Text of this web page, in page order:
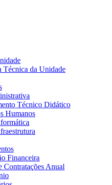
Técnica da Unidade
Técnico Didático
Humanos
Financeira
Contratações Anual